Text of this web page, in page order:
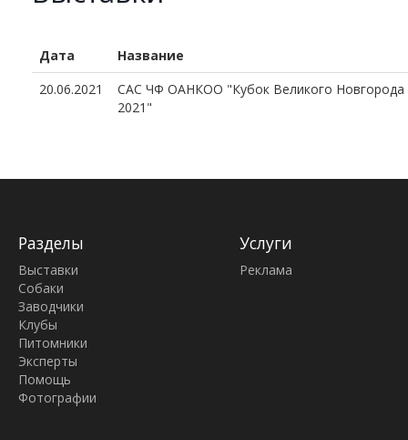
Дата
Название
20.06.2021
САС ЧФ ОАНКОО "Кубок Великого Новгорода
2021"
Разделы
Выставки
Собаки
Заводчики
Клубы
Питомники
Эксперты
Помощь
Фотографии
Услуги
Реклама